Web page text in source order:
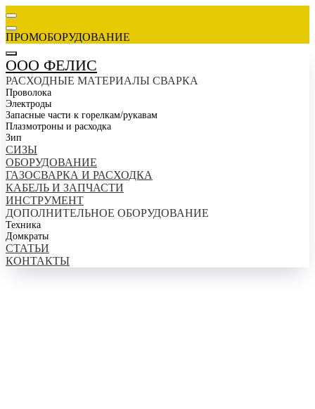
ПРОМОБОРУДОВАНИЕ
ООО ФЕЛИС
РАСХОДНЫЕ МАТЕРИАЛЫ СВАРКА
Проволока
Электроды
Запасные части к горелкам/рукавам
Плазмотроны и расходка
Зип
СИЗЫ
ОБОРУДОВАНИЕ
ГАЗОСВАРКА И РАСХОДКА
КАБЕЛЬ И ЗАПЧАСТИ
ИНСТРУМЕНТ
ДОПОЛНИТЕЛЬНОЕ ОБОРУДОВАНИЕ
Техника
Домкраты
СТАТЬИ
КОНТАКТЫ